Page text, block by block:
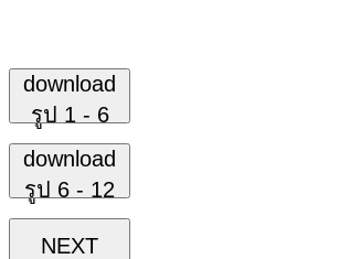
download
รูป 1 - 6
download
รูป 6 - 12
NEXT